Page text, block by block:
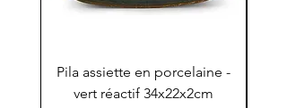
Pila assiette en porcelaine -
vert réactif 34x22x2cm